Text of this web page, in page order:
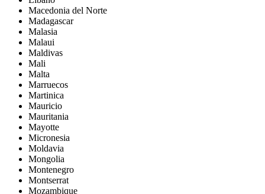
Macedonia del Norte
Madagascar
Malasia
Malaui
Maldivas
Mali
Malta
Marruecos
Martinica
Mauricio
Mauritania
Mayotte
Micronesia
Moldavia
Mongolia
Montenegro
Montserrat
Mozambique